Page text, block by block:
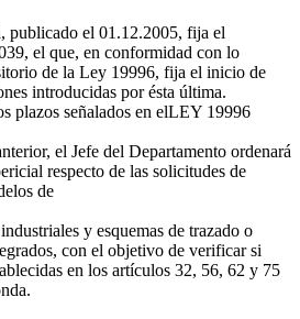
el 01.12.2005, fija el
el que, en conformidad con lo
de la Ley 19996, fija el inicio de
introducidas por ésta última.
plazos señalados en elLEY 19996
el Jefe del Departamento ordenará
respecto de las solicitudes de
de
y esquemas de trazado o
con el objetivo de verificar si
en los artículos 32, 56, 62 y 75